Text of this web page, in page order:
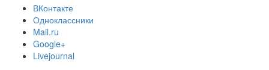
ВКонтакте
Одноклассники
Mail.ru
Google+
Livejournal